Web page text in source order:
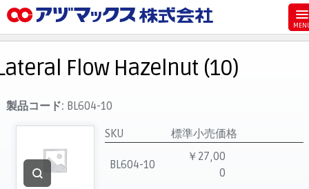
お気に入り
お買い物カゴ
ご注文
マイページ
主要取扱ブランド
Flow Hazelnut (10)
製品コード: BL604-10
SKU
標準小売価格
BL604-10
￥27,00
0